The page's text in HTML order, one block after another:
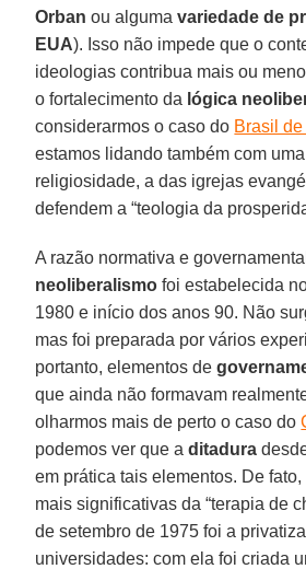
Orban ou algumavariedade de
EUA). Isso não impede que o
ideologias contribua mais ou
o fortalecimento da lógica
considerarmos o caso do Brasil
estamos lidando também com
religiosidade, a das igrejas
defendem a “teologia da
A razão normativa e
neoliberalismo foi estabelecida
1980 e início dos anos 90. Não
mas foi preparada por vários
portanto, elementos de
que ainda não formavam
olharmos mais de perto o caso do
podemos ver que aditadura
em prática tais elementos. De
mais significativas da “terapia de
de setembro de 1975 foi a
universidades: com ela foi criada